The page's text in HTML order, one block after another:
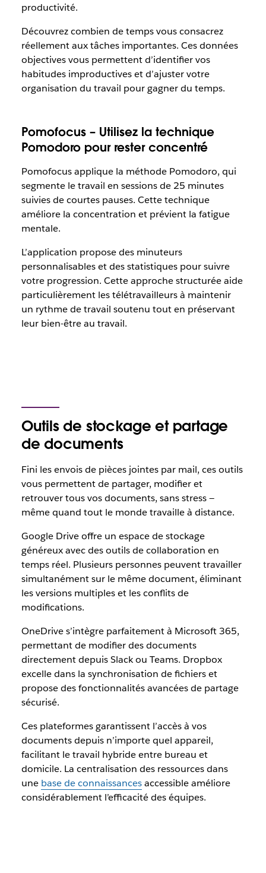
productivité.
Découvrez combien de temps vous consacrez
réellement aux tâches importantes. Ces données
objectives vous permettent d’identifier vos
habitudes improductives et d’ajuster votre
organisation du travail pour gagner du temps.
Pomofocus – Utilisez la technique
Pomodoro pour rester concentré
Pomofocus applique la méthode Pomodoro, qui
segmente le travail en sessions de 25 minutes
suivies de courtes pauses. Cette technique
améliore la concentration et prévient la fatigue
mentale.
L’application propose des minuteurs
personnalisables et des statistiques pour suivre
votre progression. Cette approche structurée aide
particulièrement les télétravailleurs à maintenir
un rythme de travail soutenu tout en préservant
leur bien-être au travail.
Outils de stockage et partage
de documents
Fini les envois de pièces jointes par mail, ces outils
vous permettent de partager, modifier et
retrouver tous vos documents, sans stress —
même quand tout le monde travaille à distance.
Google Drive offre un espace de stockage
généreux avec des outils de collaboration en
temps réel. Plusieurs personnes peuvent travailler
simultanément sur le même document, éliminant
les versions multiples et les conflits de
modifications.
OneDrive s’intègre parfaitement à Microsoft 365,
permettant de modifier des documents
directement depuis Slack ou Teams. Dropbox
excelle dans la synchronisation de fichiers et
propose des fonctionnalités avancées de partage
sécurisé.
Ces plateformes garantissent l’accès à vos
documents depuis n’importe quel appareil,
facilitant le travail hybride entre bureau et
domicile. La centralisation des ressources dans
une base de connaissancesaccessible améliore
considérablement l’efficacité des équipes.